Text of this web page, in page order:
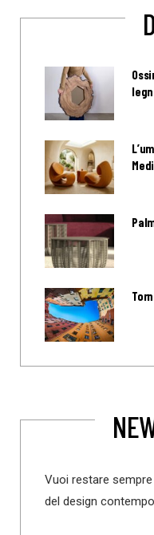
Vuoi restare
del design